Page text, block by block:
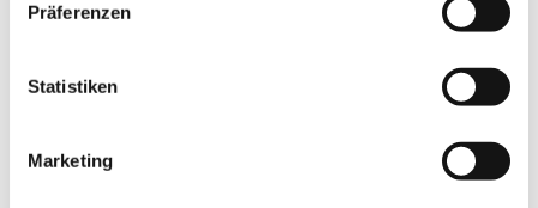
Präferenzen
Statistiken
Marketing